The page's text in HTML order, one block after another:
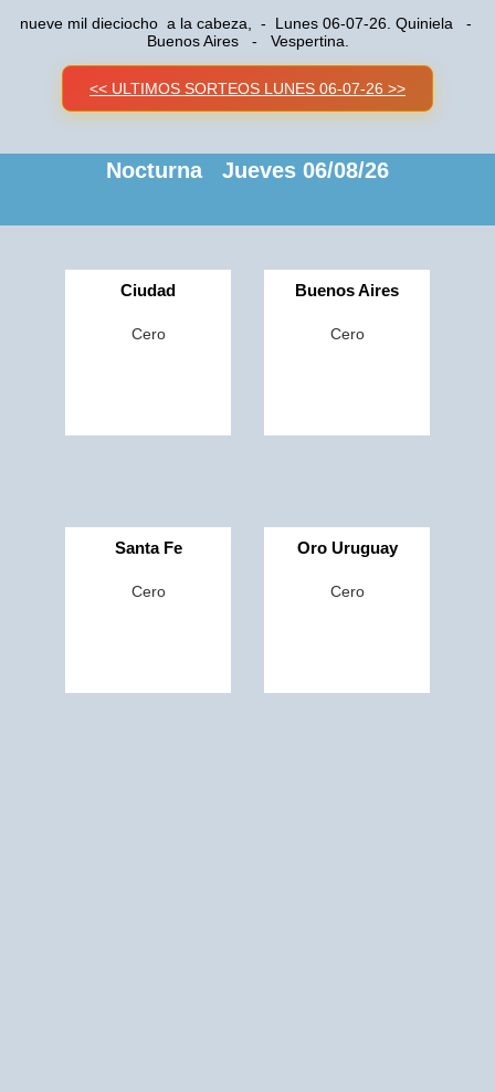
nueve mil dieciocho a la cabeza, - Lunes 06-07-26. Quiniela -
Buenos Aires - Vespertina.
<< ULTIMOS SORTEOS LUNES 06-07-26 >>
Nocturna Jueves 06/08/26
Ciudad
Cero
Buenos Aires
Cero
Santa Fe
Cero
Oro Uruguay
Cero